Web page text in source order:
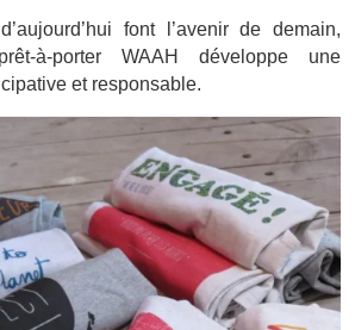
font l’avenir de demain,
à-porter WAAH développe une
et responsable.